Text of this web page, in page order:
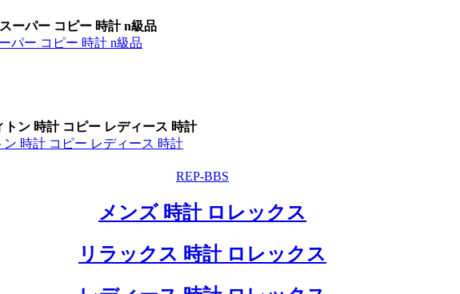
ーパー コピー 時計 n級品
パー コピー 時計 n級品
ン 時計 コピー レディース 時計
時計 コピー レディース 時計
REP-BBS
メンズ 時計 ロレックス
リラックス 時計 ロレックス